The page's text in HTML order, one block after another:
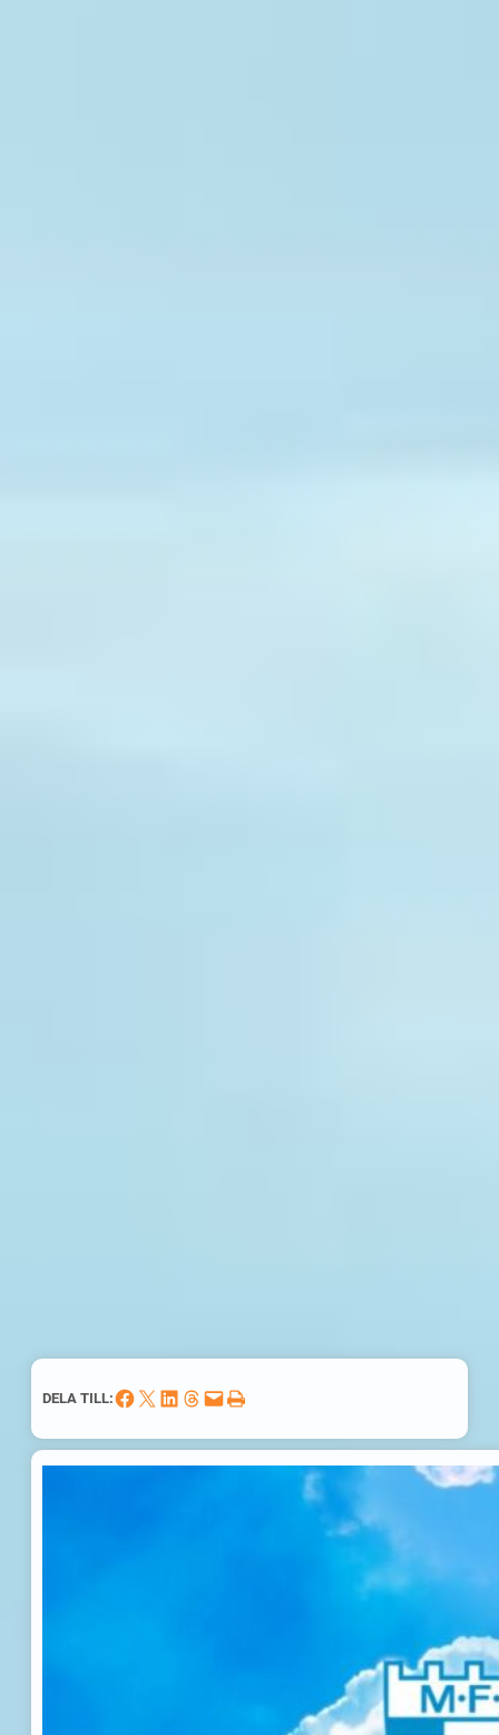
DELA TILL:Dela på Facebook Dela på X Dela på LinkedIn Dela på Threads Skicka denna sida med e-post Skriv ut denna sida